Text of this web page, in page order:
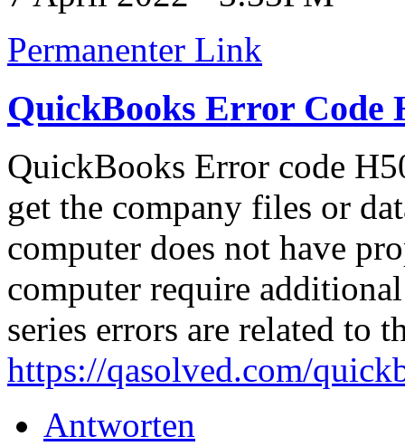
Permanenter Link
QuickBooks Error Code
QuickBooks Error code
get the company files or
computer does not have
computer require
series errors are related to
https://qasolved.com/
Antworten